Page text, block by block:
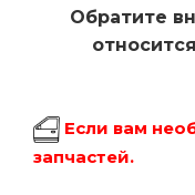
Обратите
Если вам
запчастей.